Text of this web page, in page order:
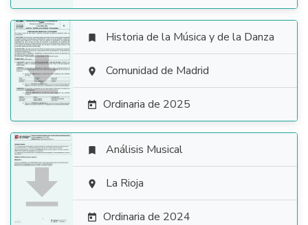

 Historia de la Música y de la Danza
 Comunidad de Madrid
 Ordinaria de 2025

 Análisis Musical
 La Rioja
 Ordinaria de 2024